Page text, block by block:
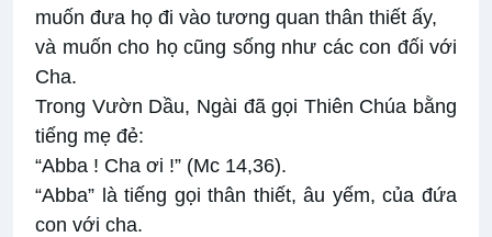
muốn đưa họ đi vào tương quan thân thiết ấy,
và muốn cho họ cũng sống như các con đối với
Cha.
Trong Vườn Dầu, Ngài đã gọi Thiên Chúa bằng
tiếng mẹ đẻ:
“Abba ! Cha ơi !” (Mc 14,36).
“Abba” là tiếng gọi thân thiết, âu yếm, của đứa
con với cha.